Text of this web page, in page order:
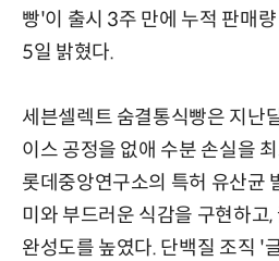
빵'이 출시 3주 만에 누적 판매
5일 밝혔다.
세븐셀렉트 숨결통식빵은 지난
이스 공정을 없애 수분 손실을
롯데중앙연구소의 특허 유산균
미와 부드러운 식감을 구현하고
완성도를 높였다. 단백질 조직 '